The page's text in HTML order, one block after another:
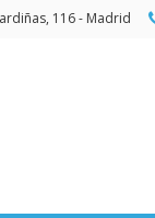
116 - Madrid